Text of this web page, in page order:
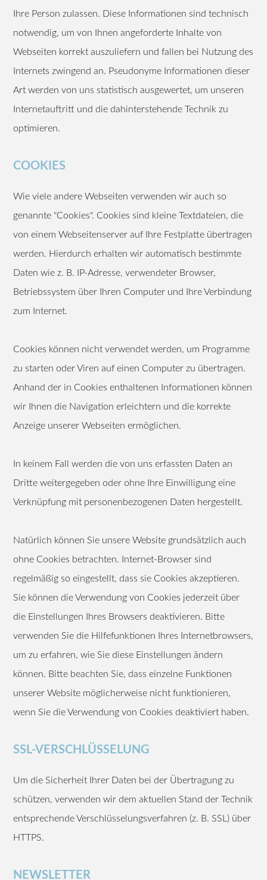
Ihre Person zulassen. Diese Informationen sind technisch
notwendig, um von Ihnen angeforderte Inhalte von
Webseiten korrekt auszuliefern und fallen bei Nutzung des
Internets zwingend an. Pseudonyme Informationen dieser
Art werden von uns statistisch ausgewertet, um unseren
Internetauftritt und die dahinterstehende Technik zu
optimieren.
COOKIES
Wie viele andere Webseiten verwenden wir auch so
genannte "Cookies". Cookies sind kleine Textdateien, die
von einem Webseitenserver auf Ihre Festplatte übertragen
werden. Hierdurch erhalten wir automatisch bestimmte
Daten wie z. B. IP-Adresse, verwendeter Browser,
Betriebssystem über Ihren Computer und Ihre Verbindung
zum Internet.
Cookies können nicht verwendet werden, um Programme
zu starten oder Viren auf einen Computer zu übertragen.
Anhand der in Cookies enthaltenen Informationen können
wir Ihnen die Navigation erleichtern und die korrekte
Anzeige unserer Webseiten ermöglichen.
In keinem Fall werden die von uns erfassten Daten an
Dritte weitergegeben oder ohne Ihre Einwilligung eine
Verknüpfung mit personenbezogenen Daten hergestellt.
Natürlich können Sie unsere Website grundsätzlich auch
ohne Cookies betrachten. Internet-Browser sind
regelmäßig so eingestellt, dass sie Cookies akzeptieren.
Sie können die Verwendung von Cookies jederzeit über
die Einstellungen Ihres Browsers deaktivieren. Bitte
verwenden Sie die Hilfefunktionen Ihres Internetbrowsers,
um zu erfahren, wie Sie diese Einstellungen ändern
können. Bitte beachten Sie, dass einzelne Funktionen
unserer Website möglicherweise nicht funktionieren,
wenn Sie die Verwendung von Cookies deaktiviert haben.
SSL-VERSCHLÜSSELUNG
Um die Sicherheit Ihrer Daten bei der Übertragung zu
schützen, verwenden wir dem aktuellen Stand der Technik
entsprechende Verschlüsselungsverfahren (z. B. SSL) über
HTTPS.
NEWSLETTER